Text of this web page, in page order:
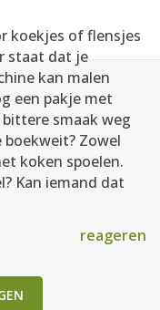
koekjes of flensjes
staat dat je
kan malen
een pakje met
smaak weg
Zowel
koken spoelen.
Kan iemand dat
reageren